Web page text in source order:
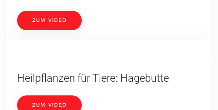
ZUM VIDEO
Heilpflanzen für Tiere: Hagebutte
ZUM VIDEO